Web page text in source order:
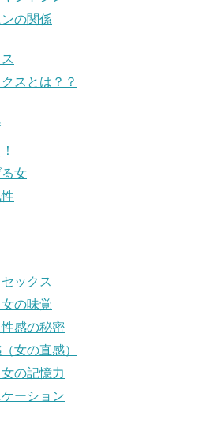
の関係
スとは？？
女
ックス
の味覚
感の秘密
女の直感）
の記憶力
ーション